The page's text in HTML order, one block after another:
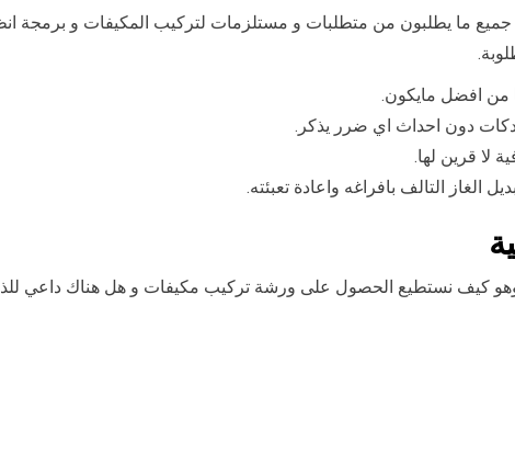
جميع ما يطلبون من متطلبات و مستلزمات لتركيب المكيفات و برمجة
من افضل مايكون.
دون احداث اي ضرر يذكر.
لا قرين لها.
الغاز التالف بافراغه واعادة تعبئته.
وهو كيف نستطيع الحصول على ورشة تركيب مكيفات و هل هناك داعي